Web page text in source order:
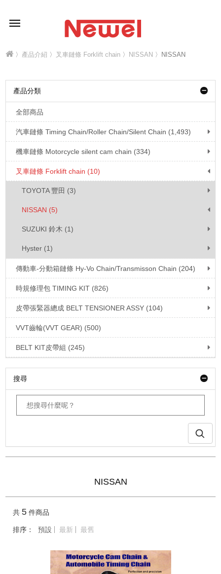
〉 產品介紹 〉 叉車鏈條 Forklift chain 〉 NISSAN 〉NISSAN
產品分類
全部商品
汽車鏈條 Timing Chain/Roller Chain/Silent Chain (1,493)
機車鏈條 Motorcycle silent cam chain (334)
叉車鏈條 Forklift chain (10)
TOYOTA 豐田 (3)
NISSAN (5)
SUZUKI 鈴木 (1)
Hyster (1)
傳動車-分動箱鏈條 Hy-Vo Chain/Transmisson Chain (204)
時規修理包 TIMING KIT (826)
皮帶張緊器總成 BELT TENSIONER ASSY (104)
VVT齒輪(VVT GEAR) (500)
BELT KIT皮帶組 (245)
搜尋
NISSAN
共 5 件商品
排序： 預設 最新 最舊